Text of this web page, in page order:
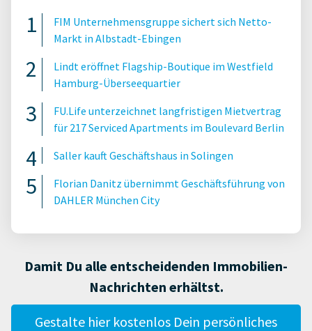
FIM Unternehmensgruppe sichert sich Netto-
Markt in Albstadt-Ebingen
Lindt eröffnet Flagship-Boutique im Westfield
Hamburg-Überseequartier
FU.Life unterzeichnet langfristigen Mietvertrag
für 217 Serviced Apartments im Boulevard Berlin
Saller kauft Geschäftshaus in Solingen
Florian Danitz übernimmt Geschäftsführung von
DAHLER München City
Damit Du alle entscheidenden Immobilien-
Nachrichten erhältst.
Gestalte hier kostenlos Dein persönliches